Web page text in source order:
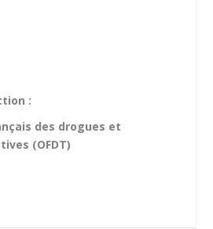
:
des drogues et
(OFDT)